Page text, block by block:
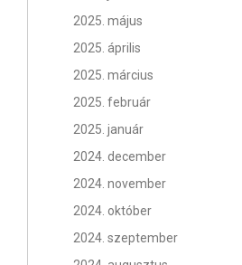
2025. május
2025. április
2025. március
2025. február
2025. január
2024. december
2024. november
2024. október
2024. szeptember